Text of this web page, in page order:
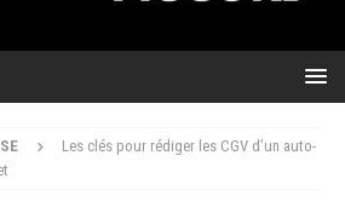
Les clés pour rédiger les CGV d’un auto-